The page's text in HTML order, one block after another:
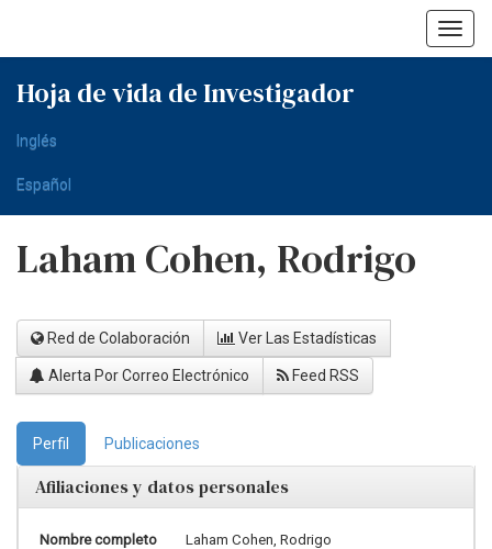
Hoja de vida de Investigador
Inglés
Español
Laham Cohen, Rodrigo
Red de Colaboración Ver Las Estadísticas
Alerta Por Correo Electrónico Feed RSS
Perfil Publicaciones
Afiliaciones y datos personales
Nombre completo Laham Cohen, Rodrigo